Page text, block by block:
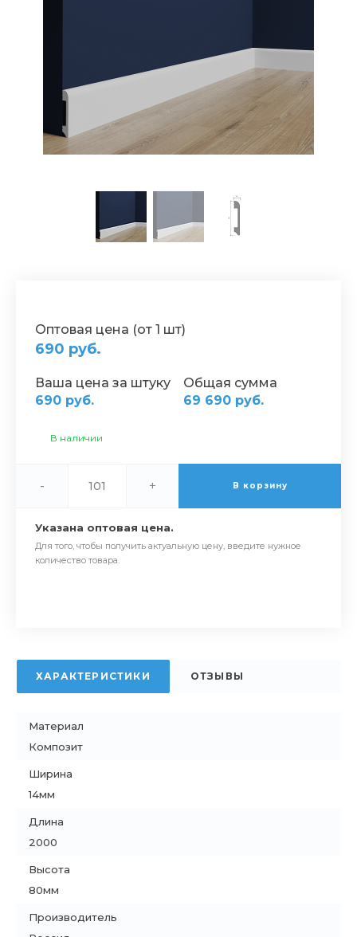
Оптовая цена (от 1 шт)
690 руб.
Ваша цена за штуку
690 руб.
Общая сумма
69 690 руб.
В наличии
- + В корзину
Указана оптовая цена.
Для того, чтобы получить актуальную цену, введите нужное
количество товара.
ХАРАКТЕРИСТИКИ ОТЗЫВЫ
Материал
Композит
Ширина
14мм
Длина
2000
Высота
80мм
Производитель